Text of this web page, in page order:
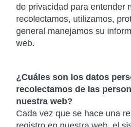
de privacidad para entender
recolectamos, utilizamos,
general manejamos su
web.
¿Cuáles son los datos
recolectamos de las
nuestra web?
Cada vez que se hace una